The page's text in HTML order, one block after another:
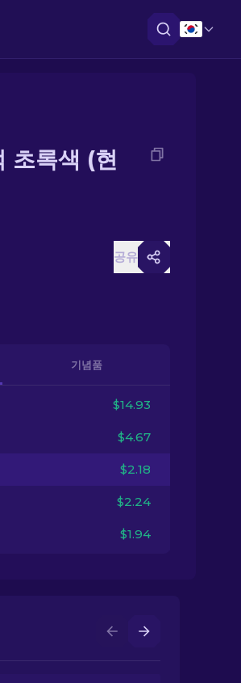
초록색 (현
공유
기념품
$14.93
$4.67
$2.18
$2.24
$1.94